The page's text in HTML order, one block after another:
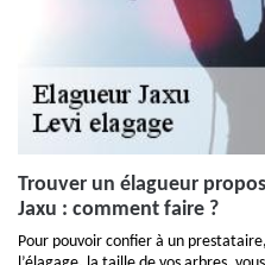
Trouver un élagueur
Jaxu : comment faire ?
Pour pouvoir confier à un